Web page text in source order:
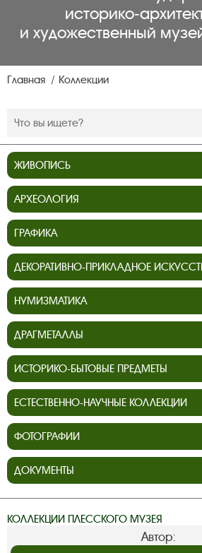
и художественный
Главная Коллекции
ЖИВОПИСЬ
АРХЕОЛОГИЯ
ГРАФИКА
ДЕКОРАТИВНО-ПРИКЛАДНОЕ
НУМИЗМАТИКА
ДРАГМЕТАЛЛЫ
ИСТОРИКО-БЫТОВЫЕ ПРЕДМЕТЫ
ЕСТЕСТВЕННО-НАУЧНЫЕ КОЛЛЕКЦИИ
ФОТОГРАФИИ
ДОКУМЕНТЫ
КОЛЛЕКЦИИ ПЛЕССКОГО МУЗЕЯ
Автор: